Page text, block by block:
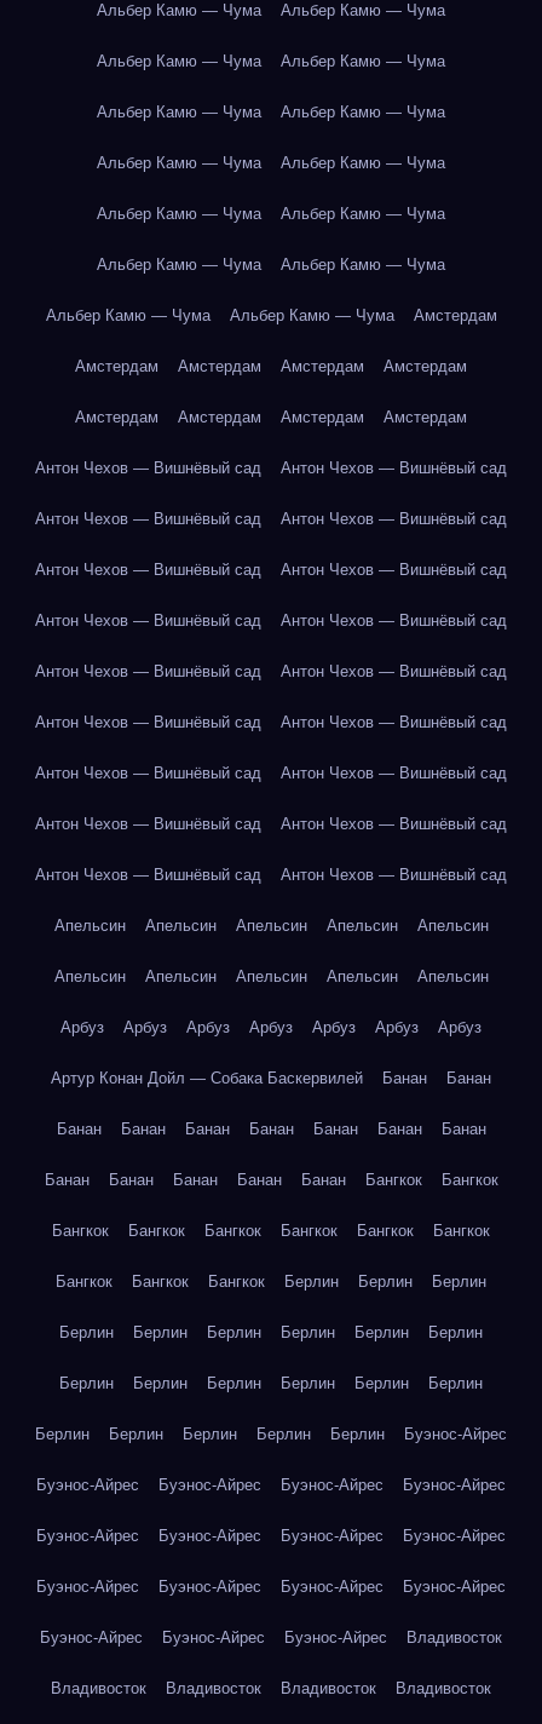
Альбер Камю — Чума Альбер Камю — Чума
Альбер Камю — Чума Альбер Камю — Чума
Альбер Камю — Чума Альбер Камю — Чума
Альбер Камю — Чума Альбер Камю — Чума
Альбер Камю — Чума Альбер Камю — Чума
Альбер Камю — Чума Альбер Камю — Чума
Альбер Камю — Чума Альбер Камю — Чума Амстердам
Амстердам Амстердам Амстердам Амстердам
Амстердам Амстердам Амстердам Амстердам
Антон Чехов — Вишнёвый сад Антон Чехов — Вишнёвый сад
Антон Чехов — Вишнёвый сад Антон Чехов — Вишнёвый сад
Антон Чехов — Вишнёвый сад Антон Чехов — Вишнёвый сад
Антон Чехов — Вишнёвый сад Антон Чехов — Вишнёвый сад
Антон Чехов — Вишнёвый сад Антон Чехов — Вишнёвый сад
Антон Чехов — Вишнёвый сад Антон Чехов — Вишнёвый сад
Антон Чехов — Вишнёвый сад Антон Чехов — Вишнёвый сад
Антон Чехов — Вишнёвый сад Антон Чехов — Вишнёвый сад
Антон Чехов — Вишнёвый сад Антон Чехов — Вишнёвый сад
Апельсин Апельсин Апельсин Апельсин Апельсин
Апельсин Апельсин Апельсин Апельсин Апельсин
Арбуз Арбуз Арбуз Арбуз Арбуз Арбуз Арбуз
Артур Конан Дойл — Собака Баскервилей Банан Банан
Банан Банан Банан Банан Банан Банан Банан
Банан Банан Банан Банан Банан Бангкок Бангкок
Бангкок Бангкок Бангкок Бангкок Бангкок Бангкок
Бангкок Бангкок Бангкок Берлин Берлин Берлин
Берлин Берлин Берлин Берлин Берлин Берлин
Берлин Берлин Берлин Берлин Берлин Берлин
Берлин Берлин Берлин Берлин Берлин Буэнос-Айрес
Буэнос-Айрес Буэнос-Айрес Буэнос-Айрес Буэнос-Айрес
Буэнос-Айрес Буэнос-Айрес Буэнос-Айрес Буэнос-Айрес
Буэнос-Айрес Буэнос-Айрес Буэнос-Айрес Буэнос-Айрес
Буэнос-Айрес Буэнос-Айрес Буэнос-Айрес Владивосток
Владивосток Владивосток Владивосток Владивосток